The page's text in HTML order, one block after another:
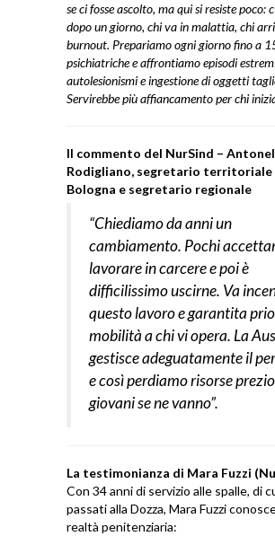
se ci fosse ascolto, ma qui si resiste poco:
dopo un giorno, chi va in malattia, chi
burnout. Prepariamo ogni giorno fino a
psichiatriche e affrontiamo episodi
autolesionismi e ingestione di oggetti
Servirebbe più affiancamento per chi
Il commento del NurSind –
Rodigliano, segretario territoriale
Bologna e segretario regionale
“Chiediamo da anni un
cambiamento. Pochi
lavorare in carcere e poi è
difficilissimo uscirne. Va
questo lavoro e garantita
mobilità a chi vi opera. La
gestisce adeguatamente il
e così perdiamo risorse
giovani se ne vanno”.
La testimonianza di Mara Fuzzi
Con 34 anni di servizio alle spalle, di
passati alla Dozza, Mara Fuzzi
realtà penitenziaria: